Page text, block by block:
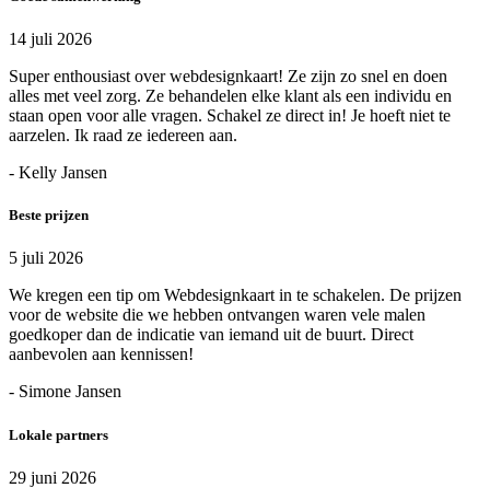
14 juli 2026
Super enthousiast over webdesignkaart! Ze zijn zo snel en doen
alles met veel zorg. Ze behandelen elke klant als een individu en
staan open voor alle vragen. Schakel ze direct in! Je hoeft niet te
aarzelen. Ik raad ze iedereen aan.
- Kelly Jansen
Beste prijzen
5 juli 2026
We kregen een tip om Webdesignkaart in te schakelen. De prijzen
voor de website die we hebben ontvangen waren vele malen
goedkoper dan de indicatie van iemand uit de buurt. Direct
aanbevolen aan kennissen!
- Simone Jansen
Lokale partners
29 juni 2026